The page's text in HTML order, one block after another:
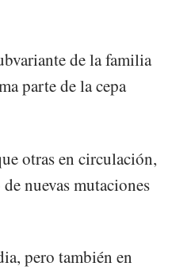
de la familia
parte de la cepa
otras en circulación,
nuevas mutaciones
pero también en